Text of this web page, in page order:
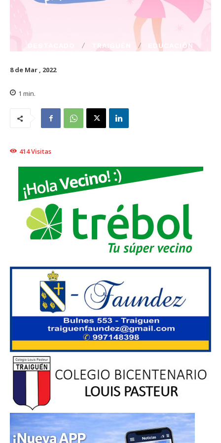
DESTACADO TRAIGUÉN EDUCACIÓN
8 de Mar , 2022
1 min.
414Visitas